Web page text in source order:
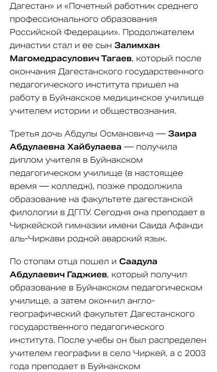
Дагестан» и «Почетный работник среднего
профессионального образования
Российской Федерации». Продолжателем
династии стал и ее сын Залимхан
Магомедрасулович Тагаев, который после
окончания Дагестанского государственного
педагогического института пришел на
работу в Буйнакское медицинское училище
учителем истории и обществознания.
Третья дочь Абдулы Османовича — Заира
Абдулаевна Хайбулаева — получила
диплом учителя в Буйнакском
педагогическом училище (в настоящее
время — колледж), позже продолжила
образование на факультете дагестанской
филологии в ДГПУ. Сегодня она преподает в
Чиркейской гимназии имени Саида Афанди
аль-Чиркави родной аварский язык.
По стопам отца пошел и Саадула
Абдулаевич Гаджиев, который получил
образование в Буйнакском педагогическом
училище, а затем окончил англо-
географический факультет Дагестанского
государственного педагогического
института. После учебы он был распределен
учителем географии в село Чиркей, а с 2003
года преподает в Буйнакском